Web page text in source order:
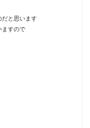
と思います
ますので